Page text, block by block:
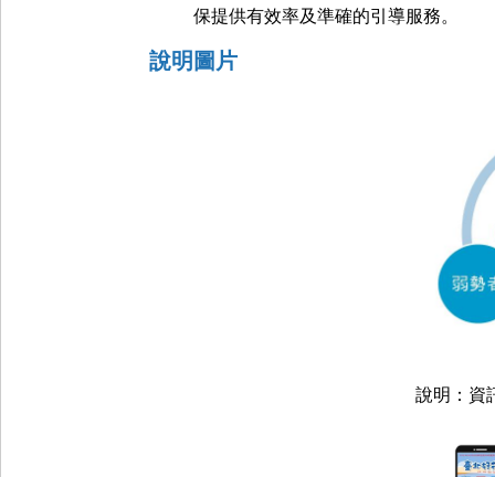
保提供有效率及準確的引導服務。
說明圖片
說明：資